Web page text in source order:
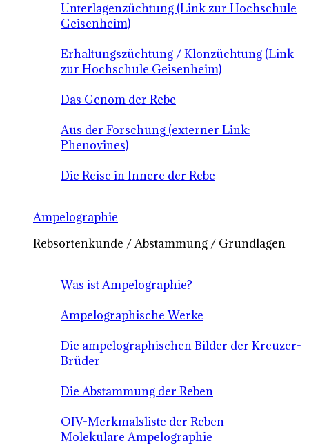
Unterlagenzüchtung (Link zur Hochschule
Geisenheim)
Erhaltungszüchtung / Klonzüchtung (Link
zur Hochschule Geisenheim)
Das Genom der Rebe
Aus der Forschung (externer Link:
Phenovines)
Die Reise in Innere der Rebe
Ampelographie
Rebsortenkunde / Abstammung / Grundlagen
Was ist Ampelographie?
Ampelographische Werke
Die ampelographischen Bilder der Kreuzer-
Brüder
Die Abstammung der Reben
OIV-Merkmalsliste der Reben
Molekulare Ampelographie